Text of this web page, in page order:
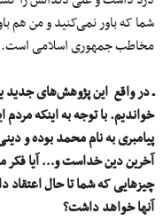
شما که باور نمی‌کنید و من هم
مخاطب جمهوری اسلامی است.
ـ در واقع این پژوهش‌های جدید
خواندیم. با توجه به اینکه
پیامبری به نام محمد بوده و
آخرین دین خداست و… آیا فکر
چیزهایی که شما تا حال
آنها خواهد داشت؟